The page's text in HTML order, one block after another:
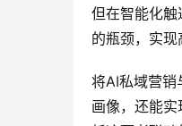
但在智能化
的瓶颈，实现
将AI私域营销
画像，还能